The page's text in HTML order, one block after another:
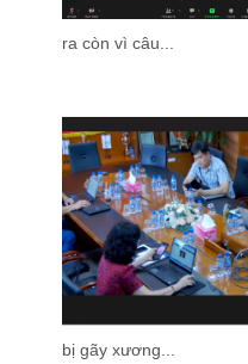
ra còn vì câu...
bị gãy xương...